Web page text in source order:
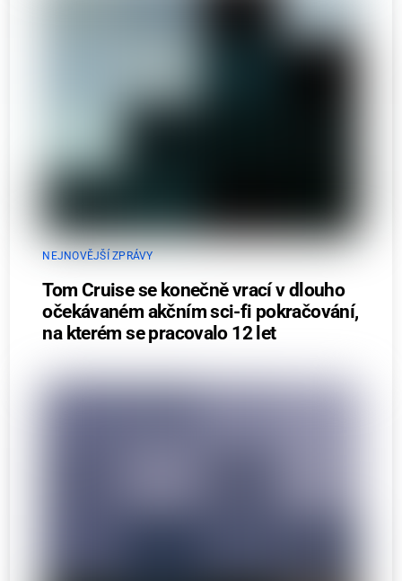
NEJNOVĚJŠÍ ZPRÁVY
Tom Cruise se konečně vrací v dlouho
očekávaném akčním sci-fi pokračování,
na kterém se pracovalo 12 let